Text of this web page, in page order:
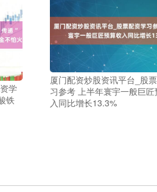
学
铁
厦门配资炒股资讯平台_股
习参考 上半年寰宇一般巨匠
入同比增长13.3%